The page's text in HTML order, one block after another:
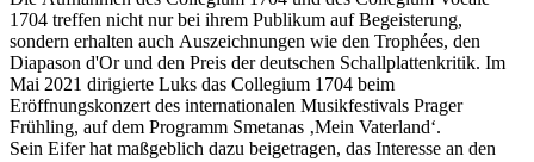
1704 treffen nicht nur bei ihrem Publikum auf Begeisterung,
sondern erhalten auch Auszeichnungen wie den Trophées, den
Diapason d'Or und den Preis der deutschen Schallplattenkritik. Im
Mai 2021 dirigierte Luks das Collegium 1704 beim
Eröffnungskonzert des internationalen Musikfestivals Prager
Frühling, auf dem Programm Smetanas ‚Mein Vaterland‘.
Sein Eifer hat maßgeblich dazu beigetragen, das Interesse an den